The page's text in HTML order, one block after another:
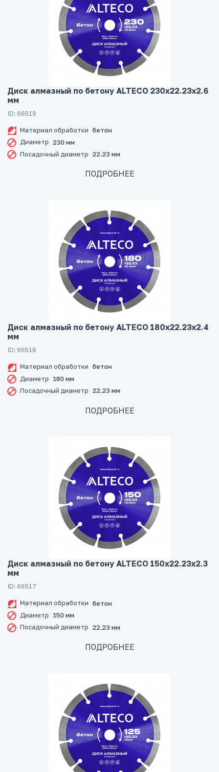
Диск алмазный по бетону ALTECO 230x22.23x2.6
мм
ID: 66519
Материал обработки бетон
Диаметр 230 мм
Посадочный диаметр 22.23 мм
ПОДРОБНЕЕ
Диск алмазный по бетону ALTECO 180x22.23x2.4
мм
ID: 66518
Материал обработки бетон
Диаметр
180 мм
Посадочный диаметр 22.23 мм
ПОДРОБНЕЕ
Диск алмазный по бетону ALTECO 150x22.23x2.3
мм
ID: 66517
Материал обработки бетон
Диаметр
150 мм
Посадочный диаметр 22.23 мм
ПОДРОБНЕЕ